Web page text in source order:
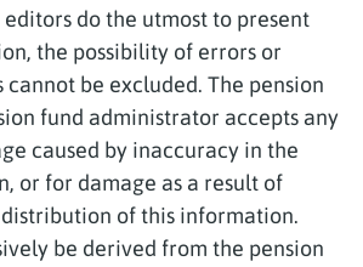
do the utmost to present
the possibility of errors or
cannot be excluded. The pension
fund administrator accepts any
caused by inaccuracy in the
or for damage as a result of
of this information.
be derived from the pension